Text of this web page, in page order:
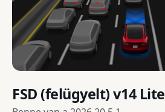
FSD (felügyelt) v14 Lite